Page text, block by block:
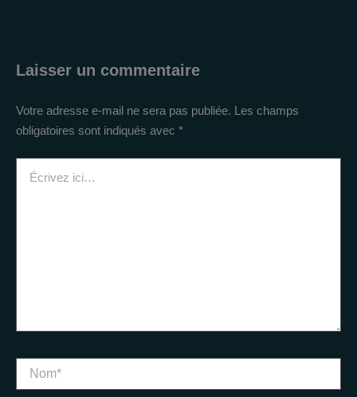
Laisser un commentaire
Votre adresse e-mail ne sera pas publiée. Les champs
obligatoires sont indiqués avec *
ici…